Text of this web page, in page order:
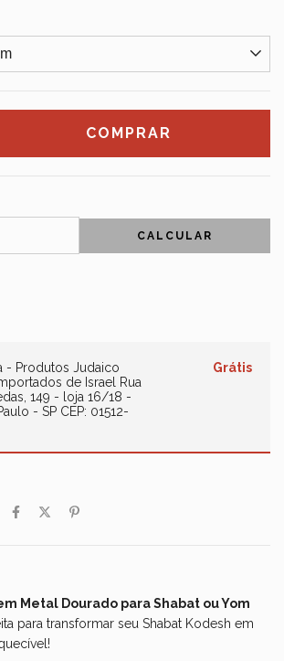
CALCULAR
- Produtos Judaico
de Israel
Rua
149 - loja 16/18 -
- SP CEP: 01512-
Grátis
Metal Dourado para Shabat ou Yom
para transformar seu Shabat Kodesh em